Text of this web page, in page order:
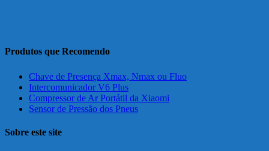
Produtos que Recomendo
Chave de Presença Xmax, Nmax ou Fluo
Intercomunicador V6 Plus
Compressor de Ar Portátil da Xiaomi
Sensor de Pressão dos Pneus
Sobre este site